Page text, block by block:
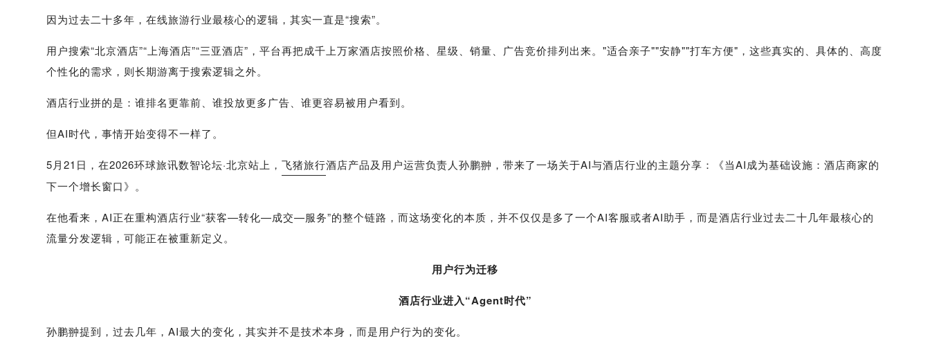
因为过去二十多年，在线旅游行业最核心的逻辑，其实一直是“搜索”。
用户搜索“北京酒店”“上海酒店”“三亚酒店”，平台再把成千上万家酒店按照价格、星级、销量、广告竞价排列出来。"适合亲子""安静""打车方便"，这些真实的、具体的、高度
个性化的需求，则长期游离于搜索逻辑之外。
酒店行业拼的是：谁排名更靠前、谁投放更多广告、谁更容易被用户看到。
但AI时代，事情开始变得不一样了。
5月21日，在2026环球旅讯数智论坛·北京站上，飞猪旅行酒店产品及用户运营负责人孙鹏翀，带来了一场关于AI与酒店行业的主题分享：《当AI成为基础设施：酒店商家的
下一个增长窗口》。
在他看来，AI正在重构酒店行业“获客—转化—成交—服务”的整个链路，而这场变化的本质，并不仅仅是多了一个AI客服或者AI助手，而是酒店行业过去二十几年最核心的
流量分发逻辑，可能正在被重新定义。
用户行为迁移
酒店行业进入“Agent时代”
孙鹏翀提到，过去几年，AI最大的变化，其实并不是技术本身，而是用户行为的变化。